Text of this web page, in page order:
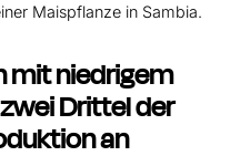
mit niedrigem
Drittel der
an